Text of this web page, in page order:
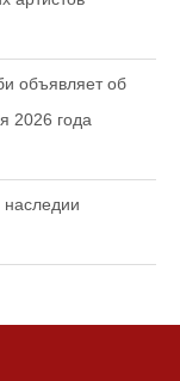
объявляет об
2026 года